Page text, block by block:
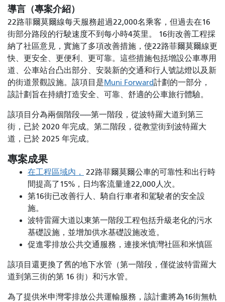
導言（專案介紹）
22路菲爾莫爾線每天服務超過22,000名乘客，但過去在16
街部分路段的行駛速度不到每小時4英里。 16街改善工程採
納了社區意見，實施了多項改善措施，使22路菲爾莫爾線更
快、更安全、更便利、更可靠。這些措施包括增設公車專用
道、公車站台凸出部分、安裝新的交通和行人號誌燈以及新
的街道景觀設施。該項目是Muni Forward計劃的一部分，
該計劃旨在持續打造安全、可靠、舒適的公車旅行體驗。
該項目分為兩個階段——第一階段，從波特羅大道到第三
街，已於 2020 年完成。第二階段，從教堂街到波特羅大
道，已於 2025 年完成。
專案成果
在工程區域內，
22路菲爾莫爾公車的可靠性和出行時
間提高了15%，日均客流量達22,000人次。
第16街已改善行人、騎自行車者和駕駛者的安全設
施。
波特雷羅大道以東第一階段工程包括升級老化的污水
基礎設施，並增加供水基礎設施改造。
促進零排放公共交通服務，連接米慎灣社區和米慎區
該項目還更換了舊的地下水管（第一階段，僅從波特雷羅大
道到第三街的第 16 街）和污水管。
為了提供米申灣零排放公共運輸服務，該計畫將為16街無軌